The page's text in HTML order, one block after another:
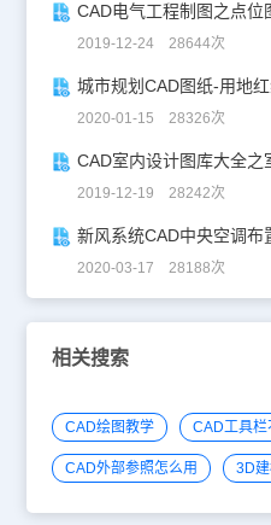
CAD电气工程制图之点位
2019-12-24 28644次
城市规划CAD图纸-用地
2020-01-15 28326次
CAD室内设计图库大全之
2019-12-19 28242次
新风系统CAD中央空调布
2020-03-17 28188次
相关搜索
CAD绘图教学 CAD工具栏
CAD外部参照怎么用 3D